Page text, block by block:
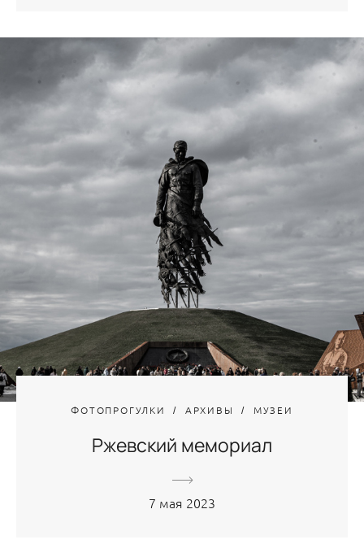
ФОТОПРОГУЛКИ АРХИВЫ МУЗЕИ
Ржевский мемориал
7 мая 2023